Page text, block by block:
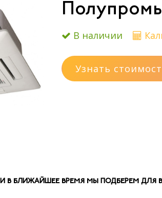
В наличии
Узнать
В БЛИЖАЙШЕЕ ВРЕМЯ МЫ ПОДБЕРЕМ ДЛЯ